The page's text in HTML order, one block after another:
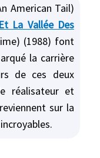
American Tail)
La Vallée Des
(1988) font
la carrière
de ces deux
réalisateur et
sur la